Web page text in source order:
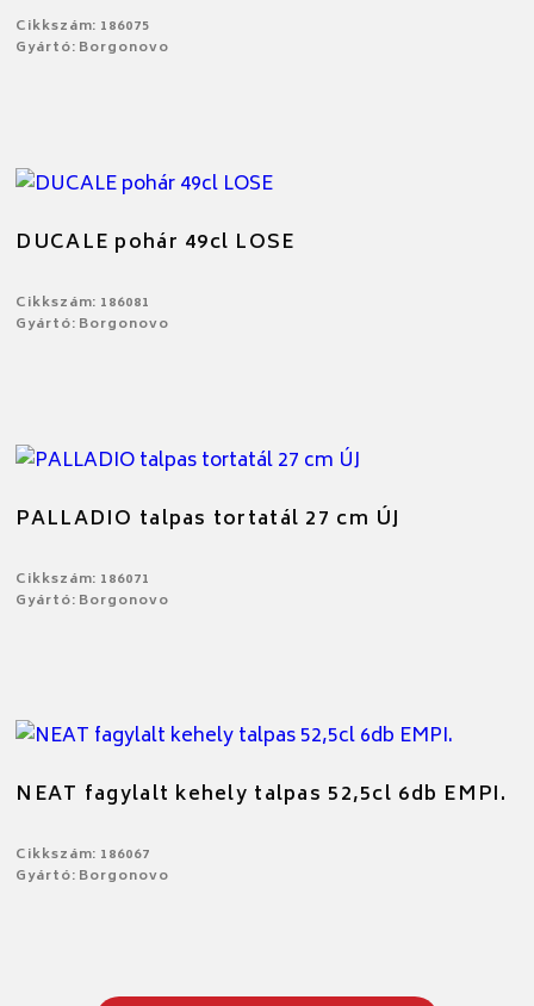
Cikkszám: 186075
Gyártó: Borgonovo
DUCALE pohár 49cl LOSE
Cikkszám: 186081
Gyártó: Borgonovo
PALLADIO talpas tortatál 27 cm ÚJ
Cikkszám: 186071
Gyártó: Borgonovo
NEAT fagylalt kehely talpas 52,5cl 6db EMPI.
Cikkszám: 186067
Gyártó: Borgonovo